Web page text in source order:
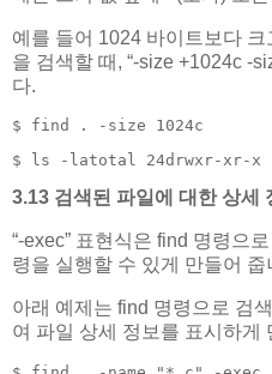
예를 들어 1024 바이트보다
을 검색할 때, “-size +1024c -
다.
$ find . -size 1024c
$ ls -latotal 24drwxr-xr-x
3.13 검색된 파일에 대한 상세
“-exec” 표현식은 find 명령으
령을 실행할 수 있게 만들어 줍
아래 예제는 find 명령으로 검
여 파일 상세 정보를 표시하게